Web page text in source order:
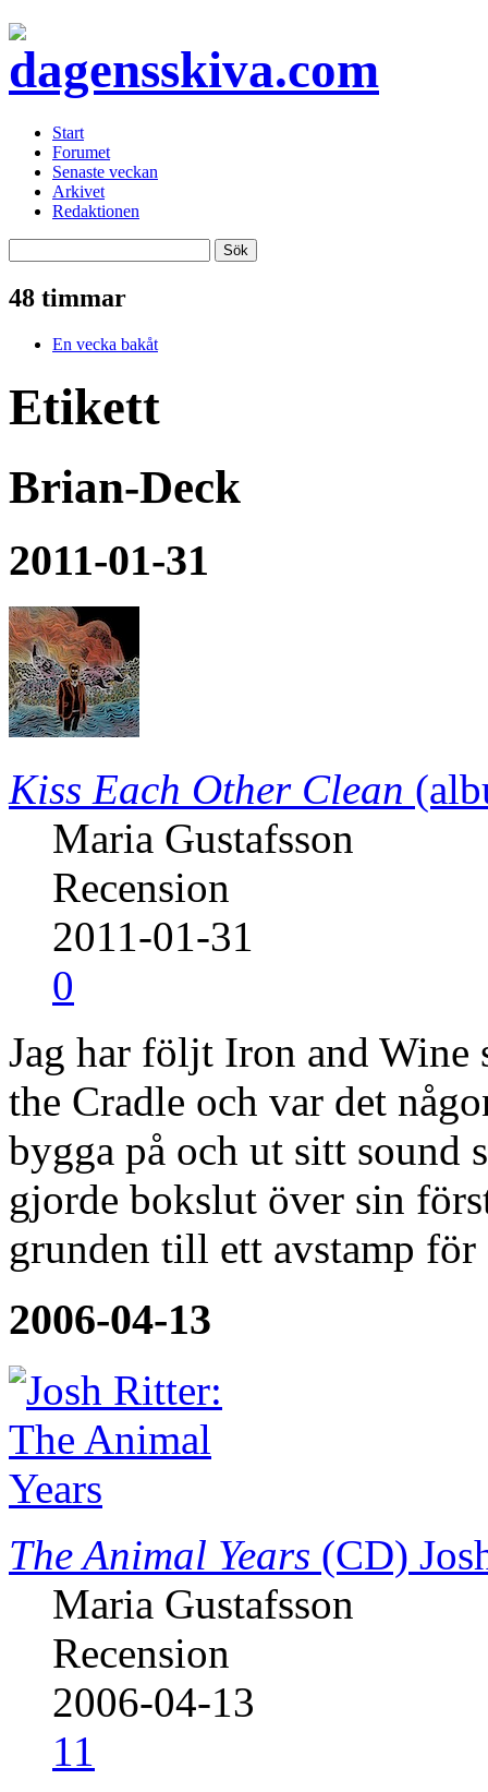
Start
Forumet
Senaste veckan
Arkivet
Redaktionen
48 timmar
En vecka bakåt
Etikett
Brian-Deck
2011-01-31
Kiss Each Other Clean
Maria Gustafsson
Recension
2011-01-31
0
Jag har följt Iron and Wine
the Cradle och var det
bygga på och ut sitt sound
gjorde bokslut över sin
grunden till ett avstamp
2006-04-13
The Animal Years (CD)
Maria Gustafsson
Recension
2006-04-13
11